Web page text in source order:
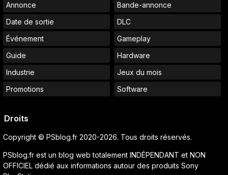
Annonce
Bande-annonce
Date de sortie
DLC
Événement
Gameplay
Guide
Hardware
Industrie
Jeux du mois
Promotions
Software
Droits
Copyright © PSblog.fr 2020-2026. Tous droits réservés.
PSblog.fr est un blog web totalement INDÉPENDANT et NON
OFFICIEL dédié aux informations autour des produits Sony